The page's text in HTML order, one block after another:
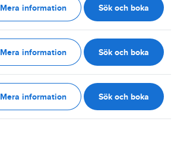
Mera information Sök och boka
Mera information Sök och boka
Mera information Sök och boka